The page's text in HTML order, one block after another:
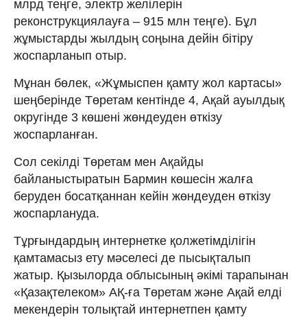
млрд теңге, электр желілерін
реконструкциялауға – 915 млн теңге). Бұл
жұмыстарды жылдың соңына дейін бітіру
жоспарланып отыр.
Мұнан бөлек, «Жұмыспен қамту жол картасы»
шеңберінде Төретам кентінде 4, Ақай ауылдық
округінде 3 көшені жөндеуден өткізу
жоспарланған.
Сол секілді Төретам мен Ақайды
байланыстыратын Бармин көшесін жалға
беруден босатқаннан кейін жөндеуден өткізу
жоспарлануда.
Тұрғындардың интернетке қол­жетімділігін
қамтамасыз ету мәселесі де пысықталып
жатыр. Қызылорда облысының әкімі тарапынан
«Қазақтелеком» АҚ-ға Төретам және Ақай елді
мекендерін толықтай интернетпен қамту